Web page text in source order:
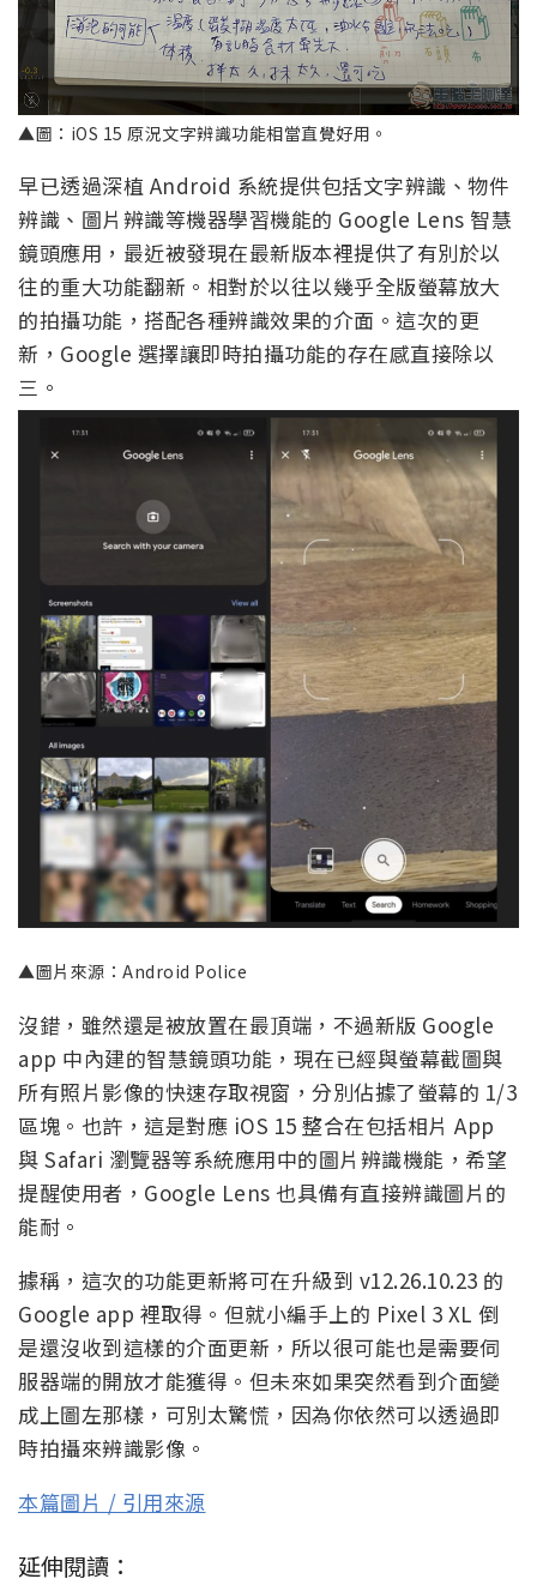
▲圖：iOS 15 原況文字辨識功能相當直覺好用。
早已透過深植 Android 系統提供包括文字辨識、物件
辨識、圖片辨識等機器學習機能的 Google Lens 智慧
鏡頭應用，最近被發現在最新版本裡提供了有別於以
往的重大功能翻新。相對於以往以幾乎全版螢幕放大
的拍攝功能，搭配各種辨識效果的介面。這次的更
新，Google 選擇讓即時拍攝功能的存在感直接除以
三。
▲圖片來源：Android Police
沒錯，雖然還是被放置在最頂端，不過新版 Google
app 中內建的智慧鏡頭功能，現在已經與螢幕截圖與
所有照片影像的快速存取視窗，分別佔據了螢幕的 1/3
區塊。也許，這是對應 iOS 15 整合在包括相片 App
與 Safari 瀏覽器等系統應用中的圖片辨識機能，希望
提醒使用者，Google Lens 也具備有直接辨識圖片的
能耐。
據稱，這次的功能更新將可在升級到 v12.26.10.23 的
Google app 裡取得。但就小編手上的 Pixel 3 XL 倒
是還沒收到這樣的介面更新，所以很可能也是需要伺
服器端的開放才能獲得。但未來如果突然看到介面變
成上圖左那樣，可別太驚慌，因為你依然可以透過即
時拍攝來辨識影像。
本篇圖片 / 引用來源
延伸閱讀：